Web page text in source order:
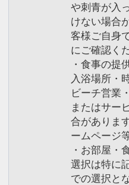
や刺青が入
けない場合
客様ご自身
にご確認く
・食事の提
入浴場所・
ビーチ営業
またはサー
合がありま
ームページ
・お部屋・
選択は特に
での選択と